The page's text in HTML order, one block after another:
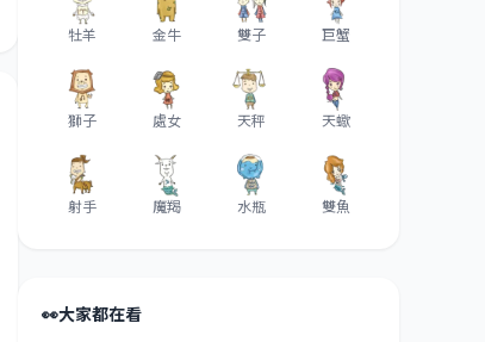
牡羊 金牛 雙子 巨蟹
獅子 處女 天秤 天蠍
射手 魔羯 水瓶 雙魚
👀大家都在看